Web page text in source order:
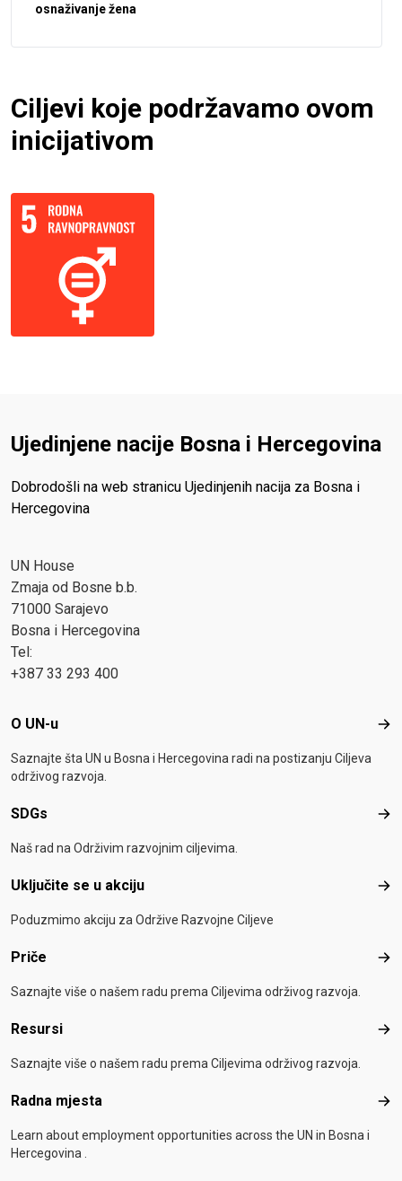
osnaživanje žena
Ciljevi koje podržavamo ovom
inicijativom
Ujedinjene nacije Bosna i Hercegovina
Dobrodošli na web stranicu Ujedinjenih nacija za Bosna i
Hercegovina
UN House
Zmaja od Bosne b.b.
71000 Sarajevo
Bosna i Hercegovina
Tel:
+387 33 293 400
Footer menu
O UN-u O
Saznajte šta UN u Bosna i Hercegovina radi na postizanju Ciljeva
održivog razvoja.
SDGs
Naš rad na Održivim razvojnim ciljevima.
Uključite se u akciju
Poduzmimo akciju za Održive Razvojne Ciljeve
Priče
Saznajte više o našem radu prema Ciljevima održivog razvoja.
Resursi
Saznajte više o našem radu prema Ciljevima održivog razvoja.
Radna mjesta
Learn about employment opportunities across the UN in Bosna i
Hercegovina .